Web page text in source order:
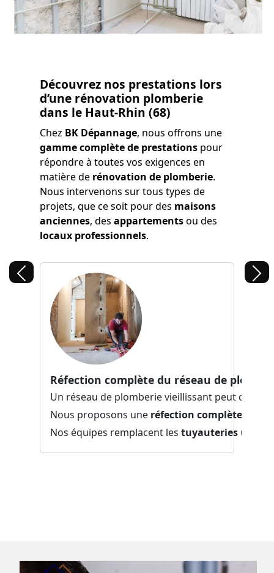
Découvrez nos prestations lors
d’une rénovation plomberie
dans le Haut-Rhin (68)
Chez BK Dépannage, nous offrons une
gamme complète de prestations pour
répondre à toutes vos exigences en
matière de rénovation de plomberie.
Nous intervenons sur tous types de
projets, que ce soit pour des maisons
anciennes, des appartementsou des
locaux professionnels.
Réfection complète du réseau de
Un réseau de plomberie vieillissant peut causer
Nous proposons une réfection complète
Nos équipes remplacent les tuyauteries usées